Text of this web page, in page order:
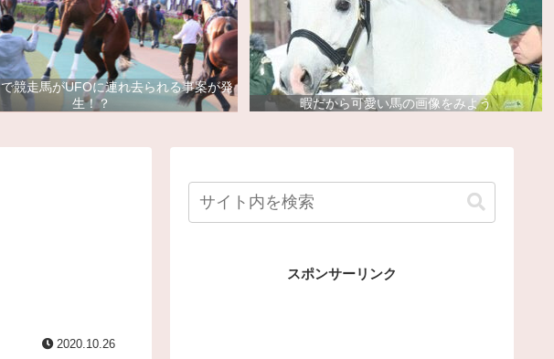
競走馬がUFOに連れ去られる事案が発
生！？
暇だから可愛い馬の画像をみよう
2020.10.26
スポンサーリンク